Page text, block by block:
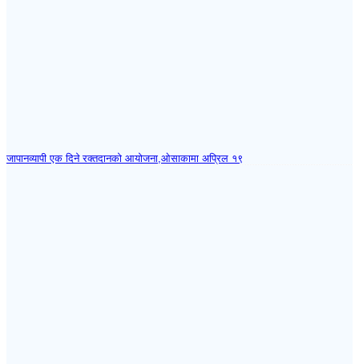
जापानव्यापी एक दिने रक्तदानको आयोजना,ओसाकामा अप्रिल १९